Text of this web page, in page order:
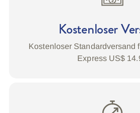
Kostenloser
Kostenloser Standardversand
Express US$